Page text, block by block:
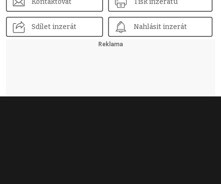
Sdílet inzerát Nahlásit inzerát